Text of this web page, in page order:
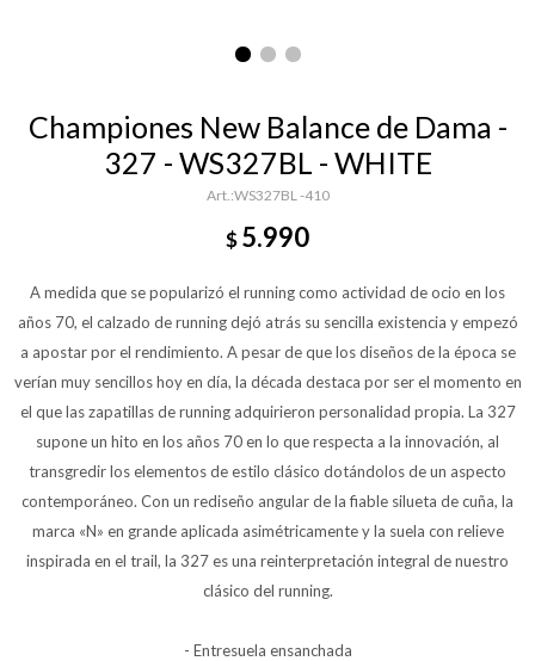
Championes New Balance de Dama -
327 - WS327BL - WHITE
WS327BL -410
$5.990
A medida que se popularizó el running como actividad de ocio en los
años 70, el calzado de running dejó atrás su sencilla existencia y empezó
a apostar por el rendimiento. A pesar de que los diseños de la época se
verían muy sencillos hoy en día, la década destaca por ser el momento en
el que las zapatillas de running adquirieron personalidad propia. La 327
supone un hito en los años 70 en lo que respecta a la innovación, al
transgredir los elementos de estilo clásico dotándolos de un aspecto
contemporáneo. Con un rediseño angular de la fiable silueta de cuña, la
marca «N» en grande aplicada asimétricamente y la suela con relieve
inspirada en el trail, la 327 es una reinterpretación integral de nuestro
clásico del running.
- Entresuela ensanchada